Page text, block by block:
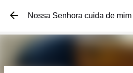
Pular para o
Nossa Senhora cuida de mim